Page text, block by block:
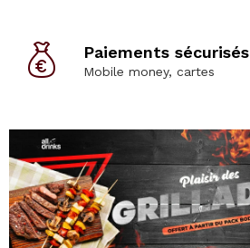
Paiements sécurisés
Mobile money, cartes